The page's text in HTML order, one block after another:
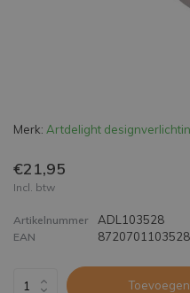
Merk: Artdelight
€21,95
Incl. btw
Artikelnummer ADL103528
EAN 8720701103528